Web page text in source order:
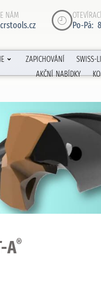
NÁM
Po-Pá:
ZAPICHOVÁNÍ
SWISS-
AKČNÍ NABÍDKY
A®